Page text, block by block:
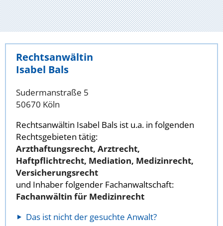
Rechtsanwältin
Isabel Bals
Sudermanstraße 5
50670 Köln
Rechtsanwältin Isabel Bals ist u.a. in folgenden
Rechtsgebieten tätig:
Arzthaftungsrecht, Arztrecht,
Haftpflichtrecht, Mediation, Medizinrecht,
Versicherungsrecht
und Inhaber folgender Fachanwaltschaft:
Fachanwältin für Medizinrecht
Das ist nicht der gesuchte Anwalt?